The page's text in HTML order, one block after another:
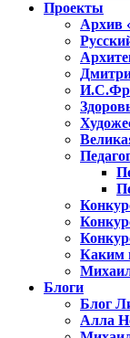
Проекты
Архив
Каким
Блоги
Блог
Алла